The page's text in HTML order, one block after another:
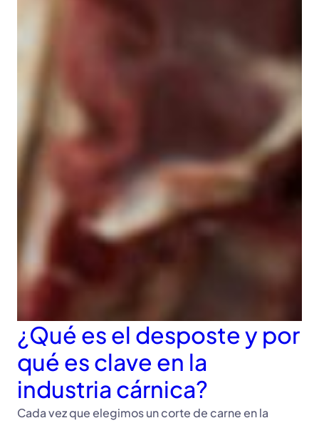
¿Qué es el desposte y por
qué es clave en la
industria cárnica?
Cada vez que elegimos un corte de carne en la